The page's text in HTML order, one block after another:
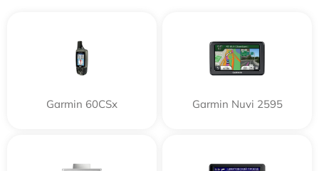
Garmin 60CSx Garmin Nuvi 2595